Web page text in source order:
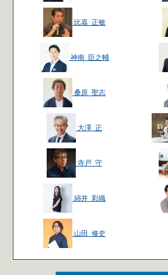
比嘉 正敏
神南 臣之輔
桑原 聖志
大澤 正
寺戸 守
綿井 彩織
山田 修史